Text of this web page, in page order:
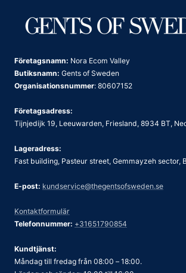
Företagsnamn: Nora Ecom Valley
Butiksnamn: Gents of Sweden
Organisationsnummer: 80607152
Företagsadress:
Tijnjedijk 19, Leeuwarden, Friesland, 8934 BT,
Lageradress:
Fast building, Pasteur street, Gemmayzeh sector,
E-post: kundservice@thegentsofsweden.se
Kontaktformulär
Telefonnummer: +31651790854
Kundtjänst:
Måndag till fredag från 08:00 – 18:00.